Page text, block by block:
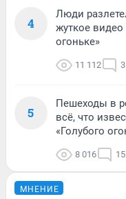
4
Люди
жуткое
огоньке»
11 112
5
Пешеходы в
всё, что
«Голубого
8 016 15
МНЕНИЕ